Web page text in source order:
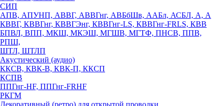
СИП
АПВ, АПУНП, АВВГ, АВВГнг, АВБбШв, ААБл, АСБЛ, А, А
КВВГ, КВВГнг, КВВГЭнг, КВВГнг-LS, КВВГнг-FRLS, КВВ
БПВЛ, ВПП, МКШ, МКЭШ, МГШВ, МГТФ, ПНСВ, ППВ,
РПШ,
ШТЛ, ШТЛП
Акустический (аудио)
ККСВ, КВК-В, КВК-П, ККСП
КСПВ
ППГнг-HF, ППГнг-FRHF
РКГМ
Декоративный (ретро) для открытой проводки